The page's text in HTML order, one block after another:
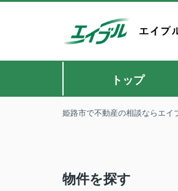
トップ
姫路市で不動産の相談ならエイ
物件を探す